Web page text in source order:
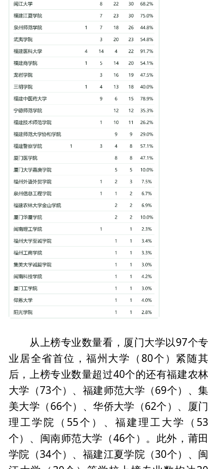
从上榜专业数量看，厦门大学以97个专
业居全省首位，福州大学（80个）紧随其
后，上榜专业数量超过40个的还有福建农林
大学（73个）、福建师范大学（69个）、集
美大学（66个）、华侨大学（62个）、厦门
理工学院（55个）、福建理工大学（53
个）、闽南师范大学（46个）。此外，莆田
学院（34个）、福建江夏学院（30个）、闽